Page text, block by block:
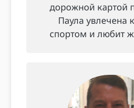
дорожной картой
Паула увлечена
спортом и любит